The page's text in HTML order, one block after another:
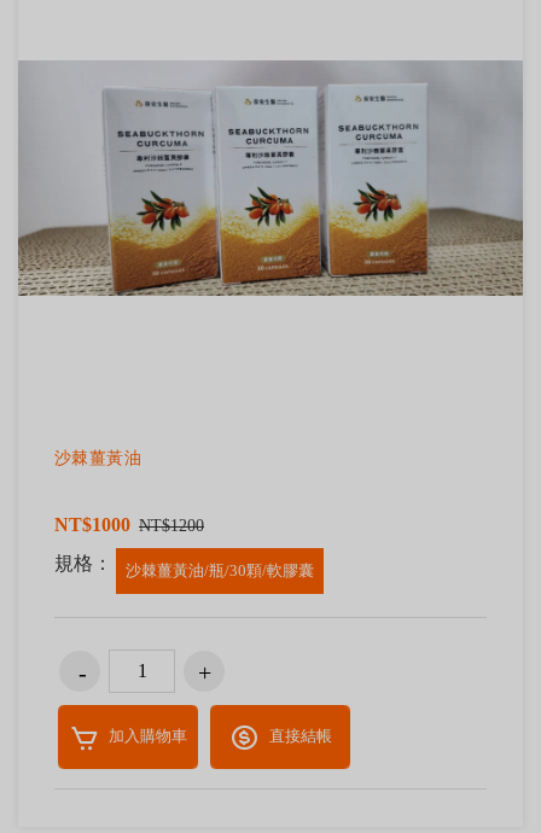
沙棘薑黃油
NT$1000 NT$1200
規格： 沙棘薑黃油/瓶/30顆/軟膠囊
加入購物車 直接結帳